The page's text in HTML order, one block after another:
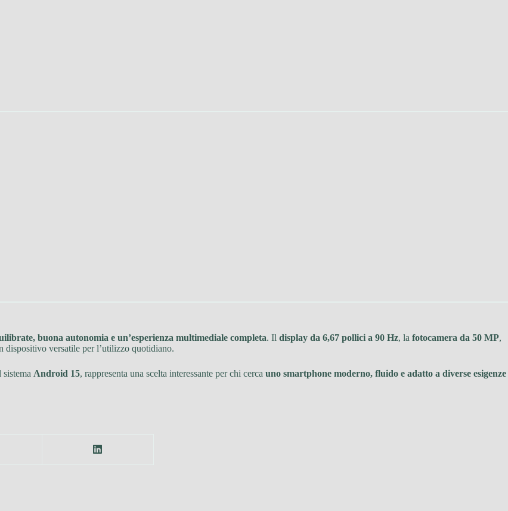
buona autonomia e un’esperienza multimediale completa. Il display da 6,67 pollici a 90 Hz, la fotocamera da 50 MP,
dispositivo versatile per l’utilizzo quotidiano.
sistema Android 15, rappresenta una scelta interessante per chi cerca uno smartphone moderno, fluido e adatto a diverse esigenze